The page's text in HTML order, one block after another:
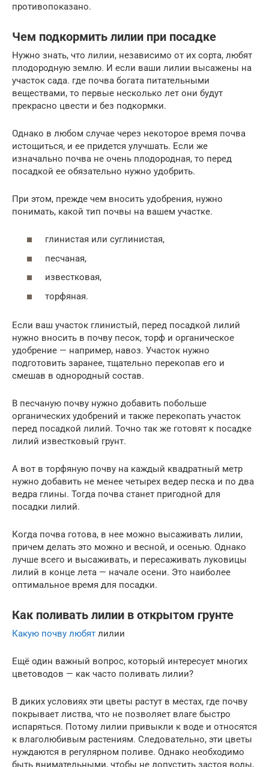
противопоказано.
Чем подкормить лилии при посадке
Нужно знать, что лилии, независимо от их сорта, любят
плодородную землю. И если ваши лилии высажены на
участок сада. где почва богата питательными
веществами, то первые несколько лет они будут
прекрасно цвести и без подкормки.
Однако в любом случае через некоторое время почва
истощиться, и ее придется улучшать. Если же
изначально почва не очень плодородная, то перед
посадкой ее обязательно нужно удобрить.
При этом, прежде чем вносить удобрения, нужно
понимать, какой тип почвы на вашем участке.
глинистая или суглинистая,
песчаная,
известковая,
торфяная.
Если ваш участок глинистый, перед посадкой лилий
нужно вносить в почву песок, торф и органическое
удобрение — например, навоз. Участок нужно
подготовить заранее, тщательно перекопав его и
смешав в однородный состав.
В песчаную почву нужно добавить побольше
органических удобрений и также перекопать участок
перед посадкой лилий. Точно так же готовят к посадке
лилий известковый грунт.
А вот в торфяную почву на каждый квадратный метр
нужно добавить не менее четырех ведер песка и по два
ведра глины. Тогда почва станет пригодной для
посадки лилий.
Когда почва готова, в нее можно высаживать лилии,
причем делать это можно и весной, и осенью. Однако
лучше всего и высаживать, и пересаживать луковицы
лилий в конце лета — начале осени. Это наиболее
оптимальное время для посадки.
Как поливать лилии в открытом грунте
Какую почву любят лилии
Ещё один важный вопрос, который интересует многих
цветоводов — как часто поливать лилии?
В диких условиях эти цветы растут в местах, где почву
покрывает листва, что не позволяет влаге быстро
испаряться. Потому лилии привыкли к воде и относятся
к влаголюбивым растениям. Следовательно, эти цветы
нуждаются в регулярном поливе. Однако необходимо
быть внимательными, чтобы не допустить застоя воды,